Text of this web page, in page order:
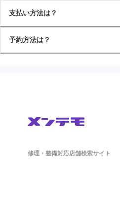
支払い方法は？
予約方法は？
修理・整備対応店舗検索サイト